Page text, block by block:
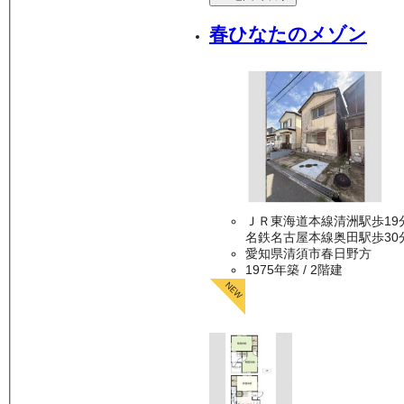
春ひなたのメゾン
ＪＲ東海道本線清洲駅歩19
名鉄名古屋本線奥田駅歩30
愛知県清須市春日野方
1975年築 / 2階建